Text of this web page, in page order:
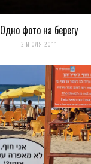
Одно фото на берегу
2 ИЮЛЯ 2011